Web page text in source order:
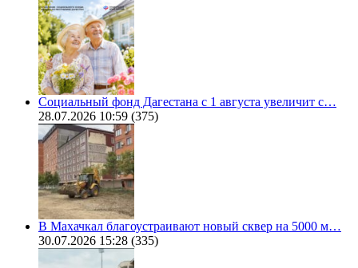
Социальный фонд Дагестана с 1 августа увеличит с…
28.07.2026 10:59 (375)
В Махачкал благоустраивают новый сквер на 5000 м…
30.07.2026 15:28 (335)